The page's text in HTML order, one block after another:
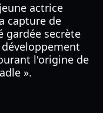
actrice
capture de
gardée secrète
l'origine de
».